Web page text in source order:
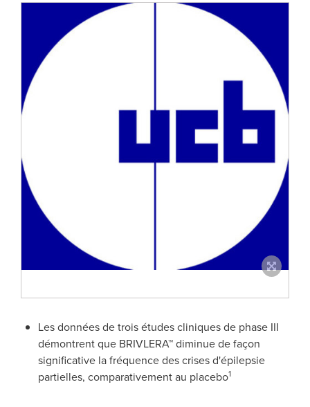
Les données de trois études cliniques de phase III
démontrent que BRIVLERA™ diminue de façon
significative la fréquence des crises d'épilepsie
partielles, comparativement au placebo1